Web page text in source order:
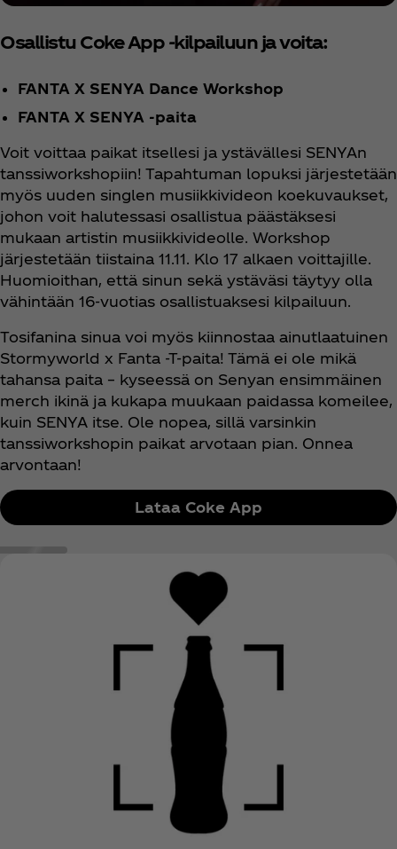
Osallistu Coke App -kilpailuun ja voita:
FANTA X SENYA Dance Workshop
FANTA X SENYA -paita
Voit voittaa paikat itsellesi ja ystävällesi SENYAn
tanssiworkshopiin! Tapahtuman lopuksi järjestetään
myös uuden singlen musiikkivideon koekuvaukset,
johon voit halutessasi osallistua päästäksesi
mukaan artistin musiikkivideolle. Workshop
järjestetään tiistaina 11.11. Klo 17 alkaen voittajille.
Huomioithan, että sinun sekä ystäväsi täytyy olla
vähintään 16-vuotias osallistuaksesi kilpailuun.
Tosifanina sinua voi myös kiinnostaa ainutlaatuinen
Stormyworld x Fanta -T-paita! Tämä ei ole mikä
tahansa paita – kyseessä on Senyan ensimmäinen
merch ikinä ja kukapa muukaan paidassa komeilee,
kuin SENYA itse. Ole nopea, sillä varsinkin
tanssiworkshopin paikat arvotaan pian. Onnea
arvontaan!
Lataa Coke App